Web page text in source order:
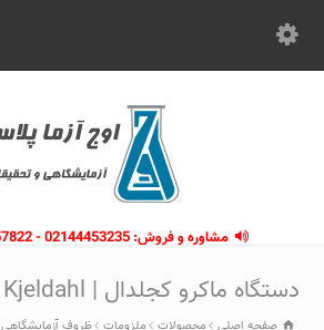
دستگاه ماکرو کجلدال | Macro Kjeldahl
صفحه اصلی محصولات ملزومات ظروف آزمایشگاهی